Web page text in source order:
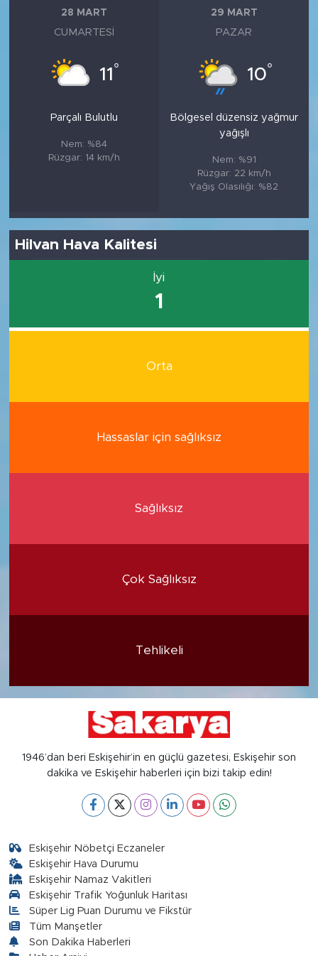
28 MART
CUMARTESI
11 °
Parçalı Bulutlu
Nem: %84
Rüzgar: 14 km/h
29 MART
PAZAR
10°
Bölgesel düzensiz yağmur
yağışlı
Nem: %91
Rüzgar: 22 km/h
Yağış Olasılığı: %82
Hilvan Hava Kalitesi
İyi
1
Orta
Hassaslar için sağlıksız
Sağlıksız
Çok Sağlıksız
Tehlikeli
1946’dan beri Eskişehir’in en güçlü gazetesi, Eskişehir son
dakika ve Eskişehir haberleri için bizi takip edin!
Eskişehir Nöbetçi Eczaneler
Eskişehir Hava Durumu
Eskişehir Namaz Vakitleri
Eskişehir Trafik Yoğunluk Haritası
Süper Lig Puan Durumu ve Fikstür
Tüm Manşetler
Son Dakika Haberleri